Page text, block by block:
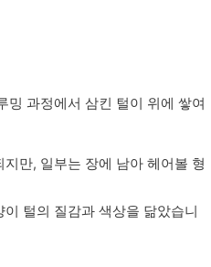
밍 과정에서 삼킨 털이 위에 쌓여
만, 일부는 장에 남아 헤어볼 형
털의 질감과 색상을 닮았습니